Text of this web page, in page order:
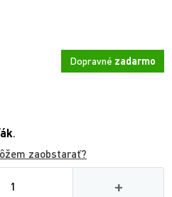
Dopravné zadarmo
.
zaobstarať?
Množství
+